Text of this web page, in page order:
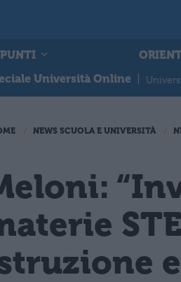
Università Online
NEWS SCUOLA E UNIVERSITÀ